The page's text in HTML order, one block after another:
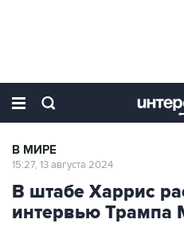
В МИРЕ
15:27, 13 августа 2024
В штабе Харрис
интервью Трампа